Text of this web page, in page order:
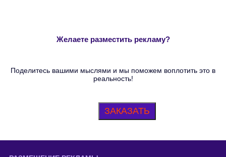
Желаете разместить рекламу?
Поделитесь вашими мыслями и мы поможем воплотить это в
реальность!
ЗАКАЗАТЬ